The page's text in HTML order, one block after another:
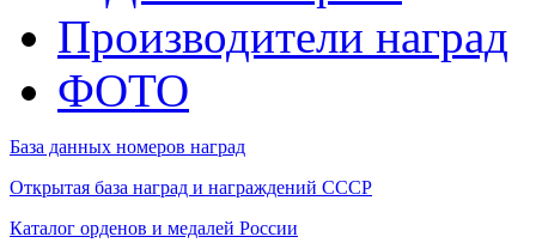
Производители наград
ФОТО
База данных номеров наград
Открытая база наград и награждений СССР
Каталог орденов и медалей России